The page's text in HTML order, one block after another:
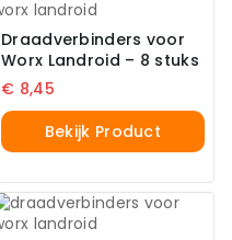
Draadverbinders voor
Worx Landroid – 8 stuks
€ 8,45
Bekijk Product